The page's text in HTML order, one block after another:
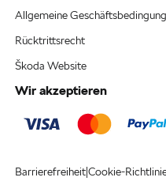
Allgemeine
Rücktrittsrecht
Škoda Website
Wir akzeptieren
Barrierefreiheit|Cookie-